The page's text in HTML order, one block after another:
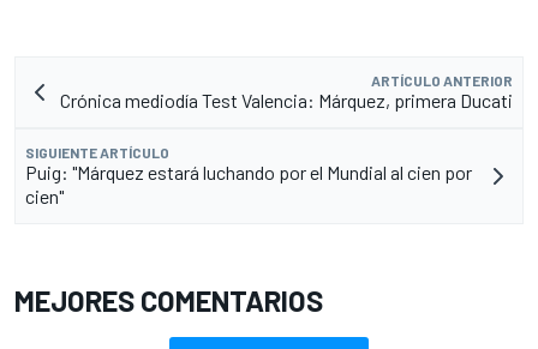
ARTÍCULO ANTERIOR
Crónica mediodía Test Valencia: Márquez, primera Ducati
SIGUIENTE ARTÍCULO
Puig: "Márquez estará luchando por el Mundial al cien por
cien"
MEJORES COMENTARIOS